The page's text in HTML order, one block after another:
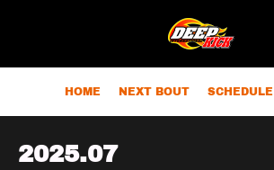
HOME NEXT BOUT SCHEDULE
2025.07